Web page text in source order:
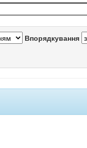
Впорядкування